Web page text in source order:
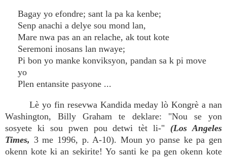
Bagay yo efondre; sant la pa ka kenbe;
Senp anachi a delye sou mond lan,
Mare nwa pas an an relache, ak tout kote
Seremoni inosans lan nwaye;
Pi bon yo manke konviksyon, pandan sa k pi move
yo
Plen entansite pasyone ...
Lè yo fin resevwa Kandida meday lò Kongrè a nan
Washington, Billy Graham te deklare: "Nou se yon
sosyete ki sou pwen pou detwi tèt li-" (Los Angeles
Times, 3 me 1996, p. A-10). Moun yo panse ke pa gen
okenn kote ki an sekirite! Yo santi ke pa gen okenn kote